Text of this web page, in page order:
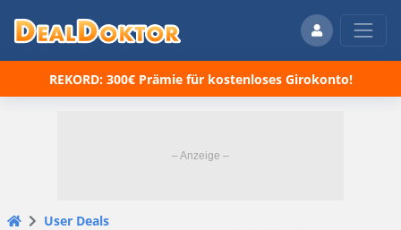
REKORD: 300€ Prämie für kostenloses Girokonto!
User Deals